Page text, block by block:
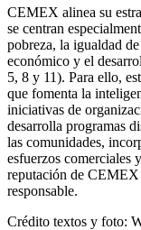
CEMEX alinea su
se centran
pobreza, la igualdad
económico y el
5, 8 y 11). Para ello,
que fomenta la
iniciativas de
desarrolla programas
las comunidades,
esfuerzos comerciales
reputación de CEMEX
responsable.
Crédito textos y foto: